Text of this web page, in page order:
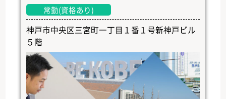
常勤(資格あり)
神戸市中央区三宮町一丁目１番１号新神戸ビル
５階